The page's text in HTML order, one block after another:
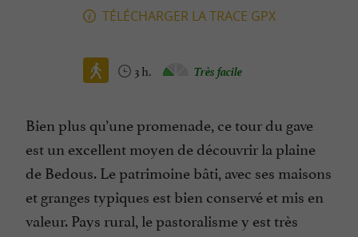
TÉLÉCHARGER LA TRACE GPX
3 h. Très facile
Bien plus qu’une promenade, ce tour du gave
est un excellent moyen de découvrir la plaine
de Bedous. Le patrimoine bâti, avec ses maisons
et granges typiques est bien conservé et mis en
valeur. Pays rural, le pastoralisme y est très